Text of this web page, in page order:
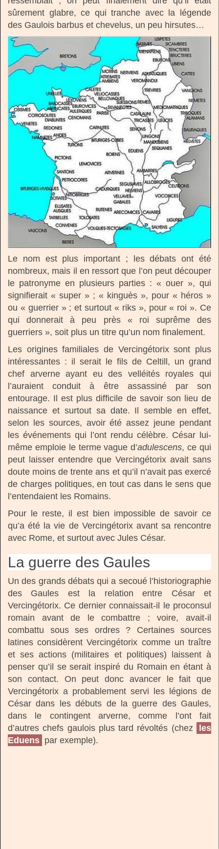
sûrement glabre, ce qui tranche avec la légende
des Gaulois barbus et chevelus, un peu hirsutes…
Le nom est plus important ; les débats ont été
nombreux, mais il en ressort que l’on peut découper
le patronyme en plusieurs parties : « ouer », qui
signifierait « super » ; « kinguès », pour « héros »
ou « guerrier » ; et surtout « riks », pour « roi ». Ce
qui donnerait à peu près « roi suprême des
guerriers », soit plus un titre qu’un nom finalement.
Les origines familiales de Vercingétorix sont plus
intéressantes : il serait le fils de Celtill, un grand
chef arverne ayant eu des velléités royales qui
l’auraient conduit à être assassiné par son
entourage. Il est plus difficile de savoir son lieu de
naissance et surtout sa date. Il semble en effet,
selon les sources, avoir été assez jeune pendant
les événements qui l’ont rendu célèbre. César lui-
même emploie le terme vague d’adulescens, ce qui
peut laisser entendre que Vercingétorix avait sans
doute moins de trente ans et qu’il n’avait pas exercé
de charges politiques, en tout cas dans le sens que
l’entendaient les Romains.
Pour le reste, il est bien impossible de savoir ce
qu’a été la vie de Vercingétorix avant sa rencontre
avec Rome, et surtout avec Jules César.
La guerre des Gaules
Un des grands débats qui a secoué l’historiographie
des Gaules est la relation entre César et
Vercingétorix. Ce dernier connaissait-il le proconsul
romain avant de le combattre ; voire, avait-il
combattu sous ses ordres ? Certaines sources
latines considèrent Vercingétorix comme un traître
et ses actions (militaires et politiques) laissent à
penser qu’il se serait inspiré du Romain en étant à
son contact. On peut donc avancer le fait que
Vercingétorix a probablement servi les légions de
César dans les débuts de la guerre des Gaules,
dans le contingent arverne, comme l’ont fait
d’autres chefs gaulois plus tard révoltés (chez
les
Eduens par exemple).